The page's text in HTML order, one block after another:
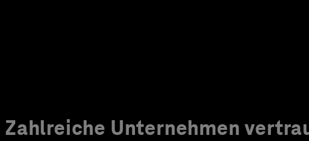
Zahlreiche Unternehmen